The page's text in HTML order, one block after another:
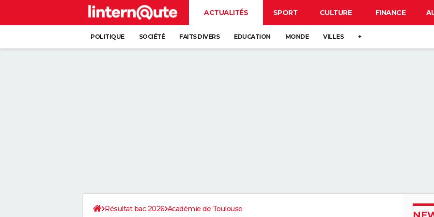
ACTUALITÉS SPORT CULTURE FINANCE
POLITIQUE SOCIÉTÉ FAITS DIVERS EDUCATION MONDE VILLES +
Résultat bac 2026 Académie de Toulouse